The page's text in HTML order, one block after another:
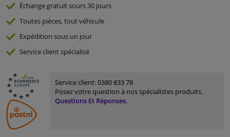
Échange gratuitsours 30 jours
Toutes pièces, tout véhicule
Expédition sous un jour
Serviceclient spécialisé
Service client:0380 833 78
Posez votre question à nos spécialistes produits.
Questions Et Réponses.